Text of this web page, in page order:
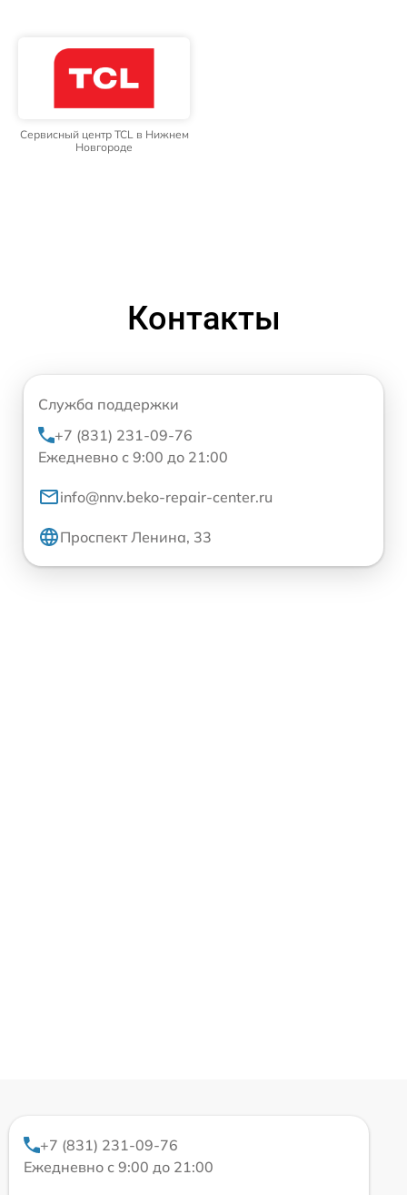
Сервисный центр TCL в Нижнем
Новгороде
Контакты
Служба поддержки
+7 (831) 231-09-76
Ежедневно с 9:00 до 21:00
info@nnv.beko-repair-center.ru
Проспект Ленина, 33
+7 (831) 231-09-76
Ежедневно с 9:00 до 21:00